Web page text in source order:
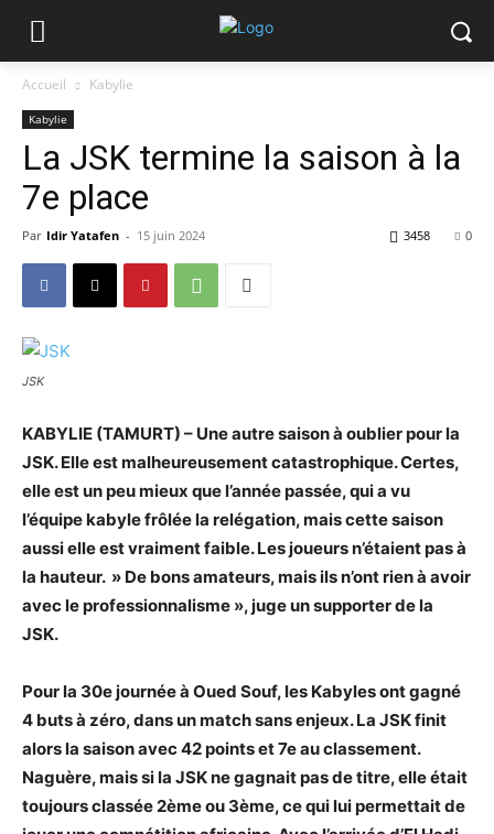
Accueil Kabylie
Kabylie
La JSK termine la saison à la
7e place
Par Idir Yatafen - 15 juin 2024 0
3458
JSK
KABYLIE (TAMURT) – Une autre saison à oublier pour la
JSK. Elle est malheureusement catastrophique. Certes,
elle est un peu mieux que l’année passée, qui a vu
l’équipe kabyle frôlée la relégation, mais cette saison
aussi elle est vraiment faible. Les joueurs n’étaient pas à
la hauteur. » De bons amateurs, mais ils n’ont rien à avoir
avec le professionnalisme », juge un supporter de la
JSK.
Pour la 30e journée à Oued Souf, les Kabyles ont gagné
4 buts à zéro, dans un match sans enjeux. La JSK finit
alors la saison avec 42 points et 7e au classement.
Naguère, mais si la JSK ne gagnait pas de titre, elle était
toujours classée 2ème ou 3ème, ce qui lui permettait de